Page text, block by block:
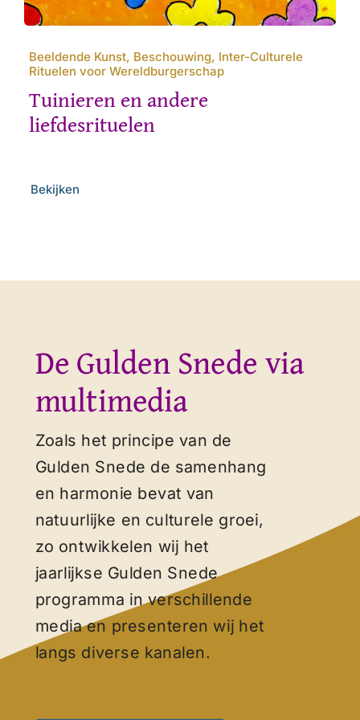
Beeldende Kunst, Beschouwing, Inter-Culturele
Rituelen voor Wereldburgerschap
Tuinieren en andere
liefdesrituelen
Bekijken
De Gulden Snede via
multimedia
Zoals het principe van de
Gulden Snede de samenhang
en harmonie bevat van
natuurlijke en culturele groei,
zo ontwikkelen wij het
jaarlijkse Gulden Snede
programma in verschillende
media en presenteren wij het
langs diverse kanalen.